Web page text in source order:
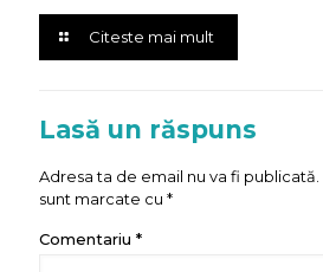
Citeste mai mult
Lasă un răspuns
Adresa ta de email nu va fi publicată.
sunt marcate cu *
Comentariu *